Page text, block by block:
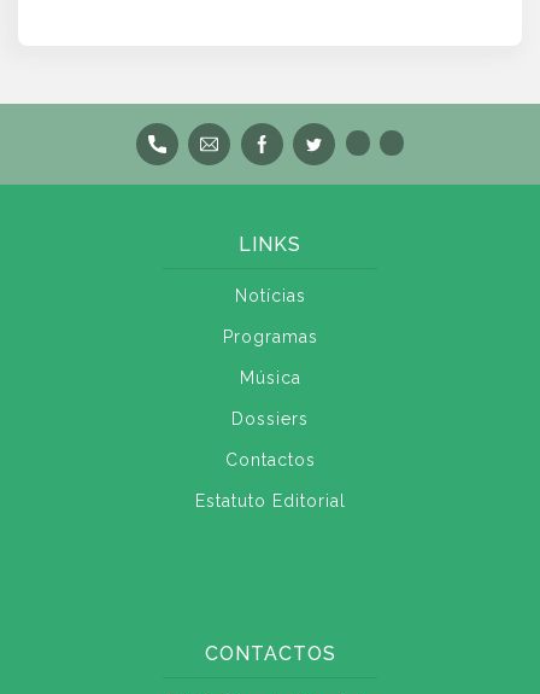
LINKS
Notícias
Programas
Música
Dossiers
Contactos
Estatuto Editorial
CONTACTOS